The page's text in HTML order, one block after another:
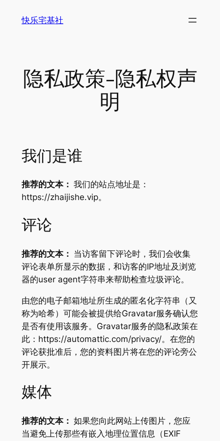
快乐宅基社
隐私政策-隐私权声
明
我们是谁
推荐的文本： 我们的站点地址是：
https://zhaijishe.vip。
评论
推荐的文本： 当访客留下评论时，我们会收集
评论表单所显示的数据，和访客的IP地址及浏览
器的user agent字符串来帮助检查垃圾评论。
由您的电子邮箱地址所生成的匿名化字符串（又
称为哈希）可能会被提供给Gravatar服务确认您
是否有使用该服务。Gravatar服务的隐私政策在
此：https://automattic.com/privacy/。在您的
评论获批准后，您的资料图片将在您的评论旁公
开展示。
媒体
推荐的文本： 如果您向此网站上传图片，您应
当避免上传那些有嵌入地理位置信息（EXIF